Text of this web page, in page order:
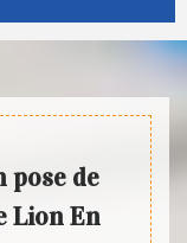
de
Lion En